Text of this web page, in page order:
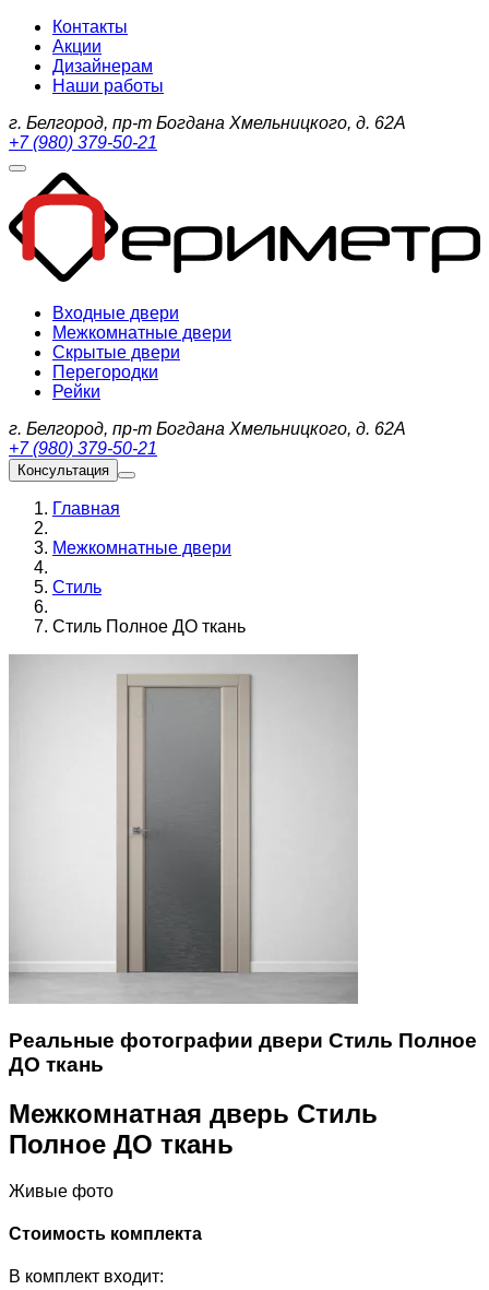
Контакты
Акции
Дизайнерам
Наши работы
г. Белгород, пр-т Богдана Хмельницкого, д. 62А
+7 (980) 379-50-21
Входные двери
Межкомнатные двери
Скрытые двери
Перегородки
Рейки
г. Белгород, пр-т Богдана Хмельницкого, д. 62А
+7 (980) 379-50-21
Консультация
Главная
Межкомнатные двери
Стиль
Стиль Полное ДО ткань
Реальные фотографии двери Стиль Полное
ДО ткань
Межкомнатная дверь Стиль
Полное ДО ткань
Живые фото
Стоимость комплекта
В комплект входит: